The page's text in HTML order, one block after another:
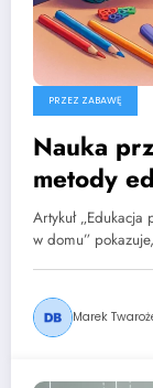
PRZEZ ZABAWĘ
Nauka
metody
Artykuł
w domu”
Marek